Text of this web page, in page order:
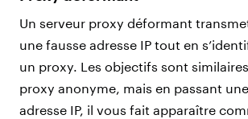
Un serveur proxy déformant
une fausse adresse IP tout en
un proxy. Les objectifs sont
proxy anonyme, mais en passant
adresse IP, il vous fait apparaître